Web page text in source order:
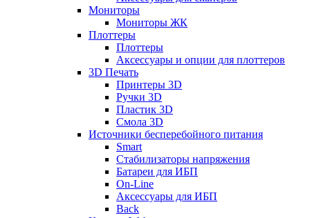
Мониторы
Мониторы ЖК
Плоттеры
Плоттеры
Аксессуары и опции для плоттеров
3D Печать
Принтеры 3D
Ручки 3D
Пластик 3D
Смола 3D
Источники бесперебойного питания
Smart
Стабилизаторы напряжения
Батареи для ИБП
On-Line
Аксессуары для ИБП
Back